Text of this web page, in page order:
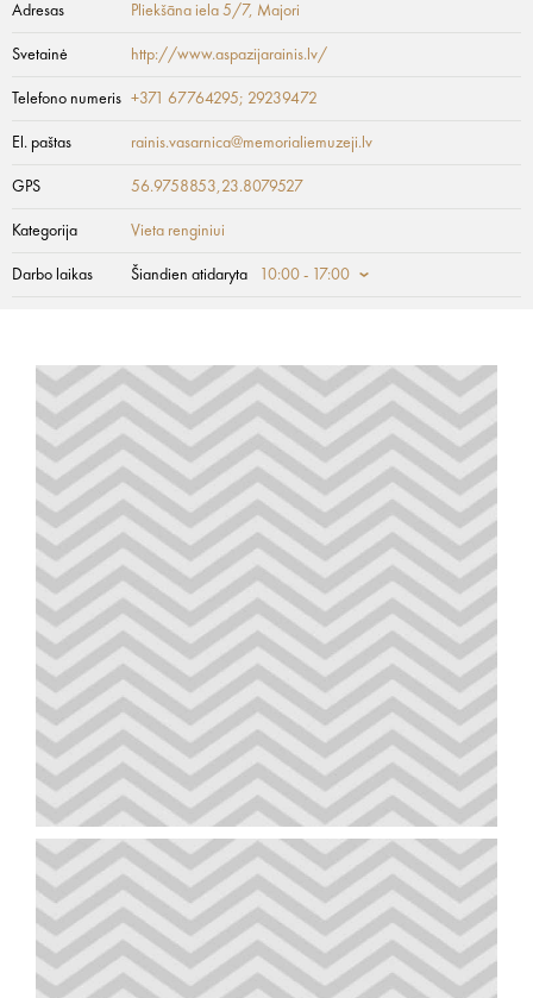
Adresas Pliekšāna iela 5/7, Majori
Svetainė http://www.aspazijarainis.lv/
Telefono numeris +371 67764295; 29239472
El. paštas rainis.vasarnica@memorialiemuzeji.lv
GPS 56.9758853,23.8079527
Kategorija Vieta renginiui
Darbo laikas Šiandien atidaryta 10:00 - 17:00